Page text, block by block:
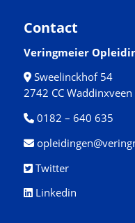
Contact
Veringmeier
Sweelinckhof 54
2742 CC Waddinxveen
0182 – 640 635
Twitter
Linkedin